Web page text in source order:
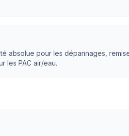
absolue pour les dépannages,
les PAC air/eau.